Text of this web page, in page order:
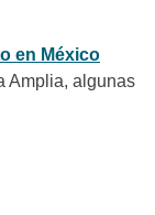
en México
Amplia, algunas